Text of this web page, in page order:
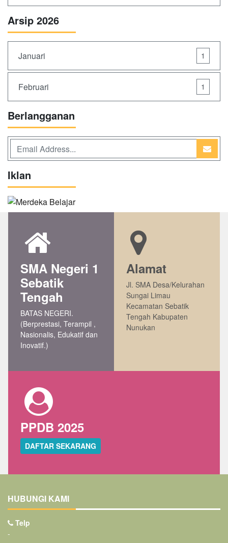
Arsip 2026
Januari 1
Februari 1
Berlangganan
Iklan
SMA Negeri 1
Sebatik
Tengah
BATAS NEGERI.
(Berprestasi, Terampil ,
Nasionalis, Edukatif dan
Inovatif.)
Alamat
Jl. SMA Desa/Kelurahan
Sungai Limau
Kecamatan Sebatik
Tengah Kabupaten
Nunukan
PPDB 2025
DAFTAR SEKARANG
HUBUNGI KAMI
Telp
-